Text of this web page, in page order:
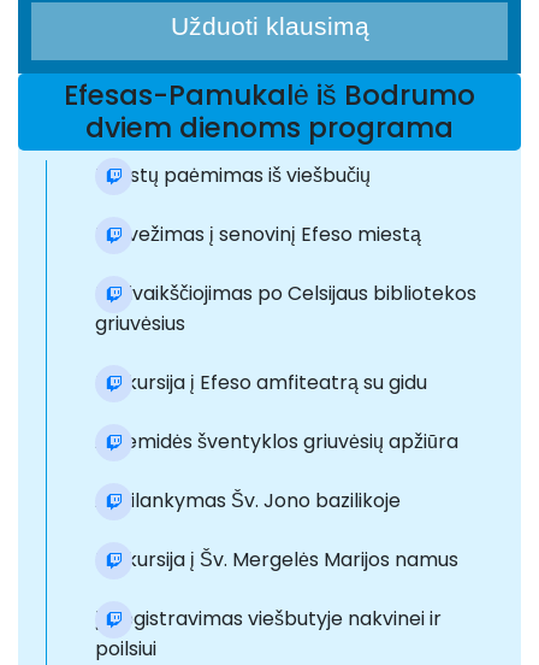
Užduoti klausimą
Efesas-Pamukalė iš Bodrumo
dviem dienoms programa
Turistų paėmimas iš viešbučių
Pervežimas į senovinį Efeso miestą
Pasivaikščiojimas po Celsijaus bibliotekos
griuvėsius
Ekskursija į Efeso amfiteatrą su gidu
Artemidės šventyklos griuvėsių apžiūra
Apsilankymas Šv. Jono bazilikoje
Ekskursija į Šv. Mergelės Marijos namus
Įsiregistravimas viešbutyje nakvinei ir
poilsiui